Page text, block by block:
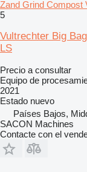
Zand Grind Compost
5
Vultrechter Big
LS
Precio a consultar
Equipo de
2021
Estado nuevo
Países Bajos,
SACON Machines
Contacte con el